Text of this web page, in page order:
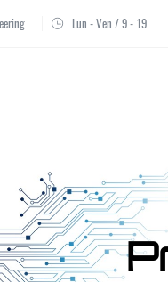
Lun - Ven / 9 - 19